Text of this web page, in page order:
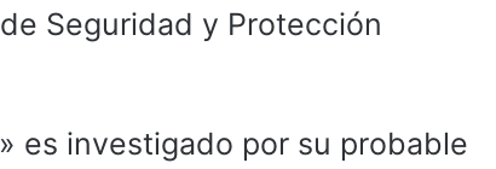
Seguridad y Protección
es investigado por su probable